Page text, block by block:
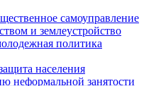
самоуправление
и землеустройство
политика
населения
неформальной занятости